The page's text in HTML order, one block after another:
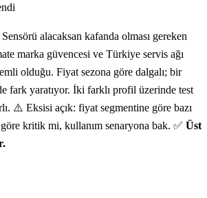
alacaksan kafanda olması gereken
marka güvencesi ve Türkiye servis ağı
olduğu. Fiyat sezona göre dalgalı; bir
fark yaratıyor. İki farklı profil üzerinde test
⚠️ Eksisi açık: fiyat segmentine göre bazı
göre kritik mi, kullanım senaryona bak. ✅ Üst